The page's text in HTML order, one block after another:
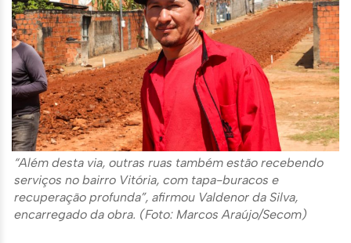
“Além desta via, outras ruas também estão recebendo
serviços no bairro Vitória, com tapa-buracos e
recuperação profunda”, afirmou Valdenor da Silva,
encarregado da obra. (Foto: Marcos Araújo/Secom)